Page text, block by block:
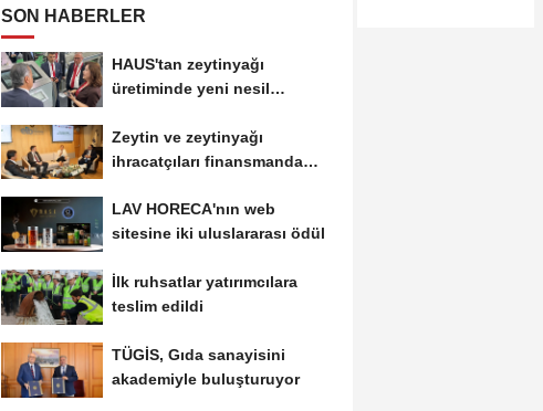
SON HABERLER
HAUS'tan zeytinyağı
üretiminde yeni nesil
Zeytin ve zeytinyağı
ihracatçıları finansmanda
LAV HORECA'nın web
sitesine iki uluslararası ödül
İlk ruhsatlar yatırımcılara
teslim edildi
TÜGİS, Gıda sanayisini
akademiyle buluşturuyor